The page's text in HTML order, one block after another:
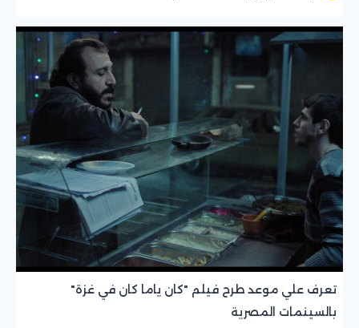
تعرف علي موعد طرح فيلم "كان ياما كان في غزة"
بالسينمات المصرية